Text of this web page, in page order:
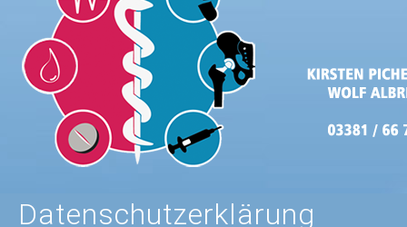
Datenschutzerklärung